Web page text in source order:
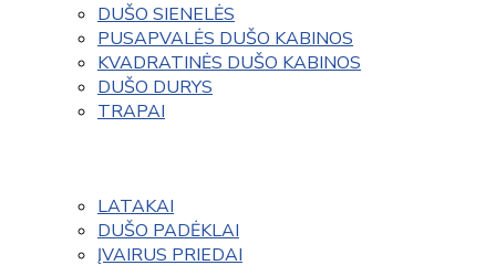
DUŠO SIENELĖS
PUSAPVALĖS DUŠO KABINOS
KVADRATINĖS DUŠO KABINOS
DUŠO DURYS
TRAPAI
LATAKAI
DUŠO PADĖKLAI
ĮVAIRUS PRIEDAI